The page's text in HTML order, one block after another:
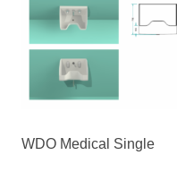
WDO Medical Single